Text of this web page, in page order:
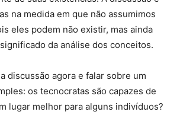
na medida em que não assumimos
eles podem não existir, mas ainda
da análise dos conceitos.
discussão agora e falar sobre um
os tecnocratas são capazes de
lugar melhor para alguns indivíduos?